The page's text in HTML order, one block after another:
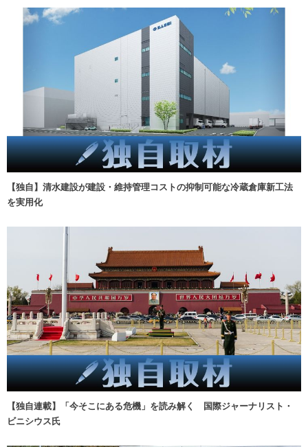
【独自】清水建設が建設・維持管理コストの抑制可能な冷蔵倉庫新工法
を実用化
【独自連載】「今そこにある危機」を読み解く 国際ジャーナリスト・
ビニシウス氏